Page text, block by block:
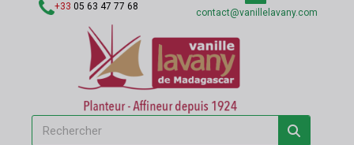
+33 05 63 47 77 68
contact@vanillelavany.com